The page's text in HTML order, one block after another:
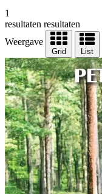
1
resultaten resultaten
Weergave
Grid List